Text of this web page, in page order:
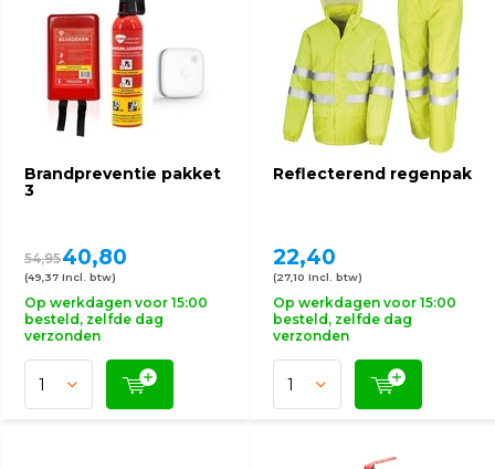
Brandpreventie pakket
3
54,9540,80
(49,37 Incl. btw)
Op werkdagen voor 15:00
besteld, zelfde dag
verzonden
Reflecterend regenpak
22,40
(27,10 Incl. btw)
Op werkdagen voor 15:00
besteld, zelfde dag
verzonden